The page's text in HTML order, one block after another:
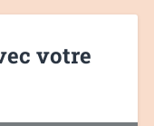
votre